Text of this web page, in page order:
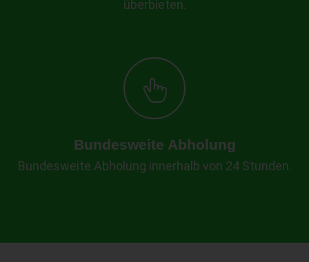
überbieten.
Bundesweite Abholung
Bundesweite Abholung innerhalb von 24 Stunden.